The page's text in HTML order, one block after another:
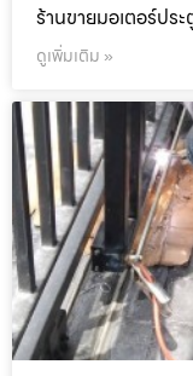
ร้านขายมอเตอร์ปร
ดูเพิ่มเติม »